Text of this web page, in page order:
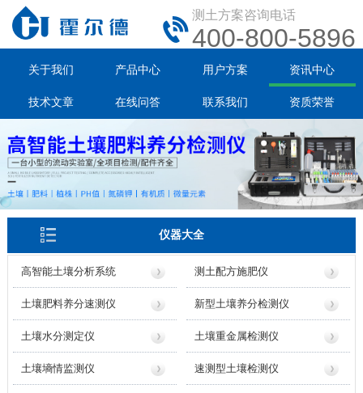
测土方案咨询电话
400-800-5896
关于我们 产品中心 用户方案 资讯中心
技术文章 在线问答 联系我们 资质荣誉
仪器大全
高智能土壤分析系统 测土配方施肥仪
土壤肥料养分速测仪 新型土壤养分检测仪
土壤水分测定仪 土壤重金属检测仪
土壤墒情监测仪 速测型土壤检测仪